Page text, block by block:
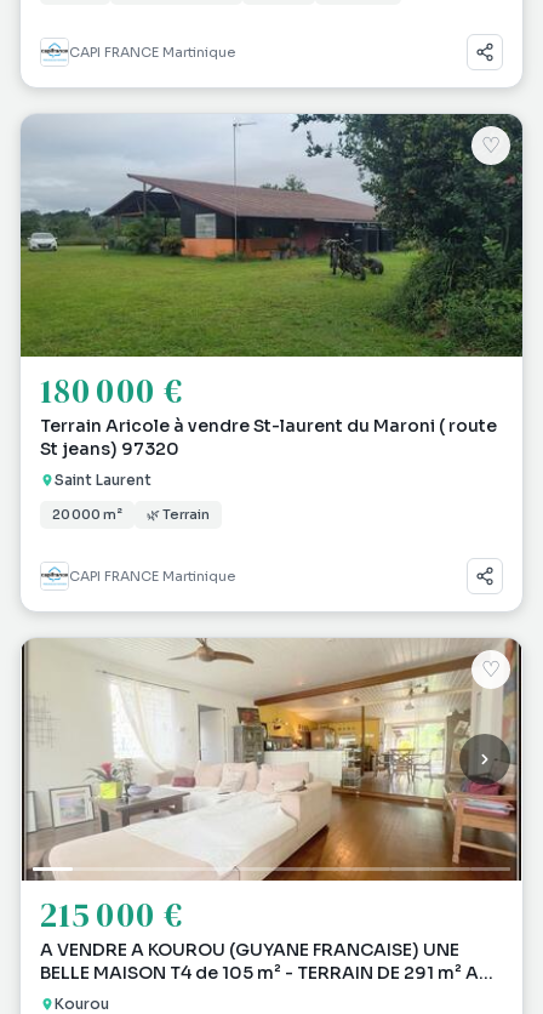
CAPI FRANCE Martinique
♡
180 000 €
Terrain Aricole à vendre St-laurent du Maroni ( route
St jeans) 97320
Saint Laurent
20 000 m² 🌿 Terrain
CAPI FRANCE Martinique
♡
215 000 €
A VENDRE A KOUROU (GUYANE FRANCAISE) UNE
BELLE MAISON T4 de 105 m² - TERRAIN DE 291 m² AU
PRIX DE 21
Kourou